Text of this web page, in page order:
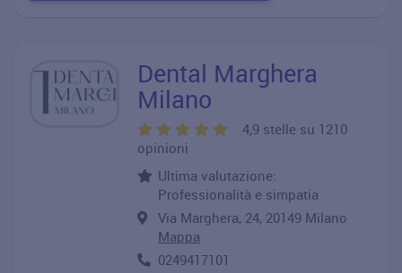
Dental Marghera
Milano
4,9 stelle su 1210
opinioni
Ultima valutazione:
Professionalità e simpatia
Via Marghera, 24, 20149 Milano
Mappa
0249417101